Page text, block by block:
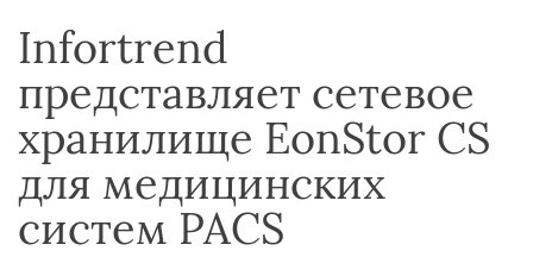
Infortrend
представляет сетевое
хранилище EonStor CS
для медицинских
систем PACS